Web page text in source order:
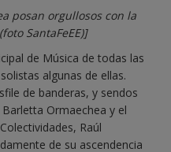
posan orgullosos con la
SantaFeEE)]
de Música de todas las
algunas de ellas.
de banderas, y sendos
Ormaechea y el
Raúl
de su ascendencia